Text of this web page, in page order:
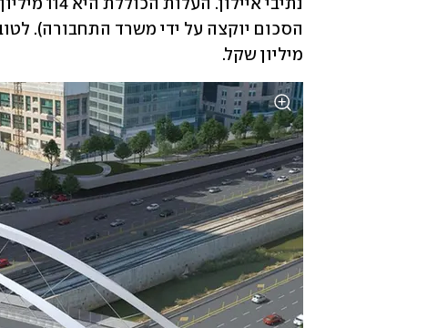
מיליון שקל.